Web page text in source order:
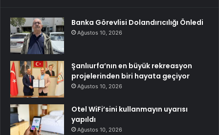
Banka Görevlisi Dolandırıcılığı Önledi
Ağustos 10, 2026
Şanlıurfa’nın en büyük rekreasyon
projelerinden biri hayata geçiyor
Ağustos 10, 2026
Otel WiFi’sini kullanmayın uyarısı
yapıldı
Ağustos 10, 2026